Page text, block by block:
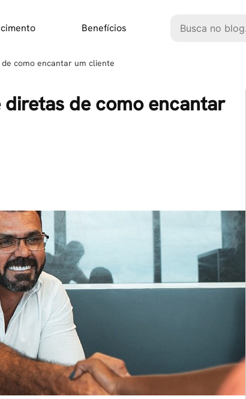
Benefícios
como encantar um cliente
de como encantar